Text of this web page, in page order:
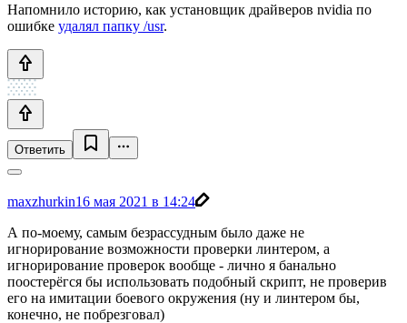
Напомнило историю, как установщик драйверов nvidia по
ошибке удалял папку /usr.
Ответить
maxzhurkin16 мая 2021 в 14:24
А по-моему, самым безрассудным было даже не
игнорирование возможности проверки линтером, а
игнорирование проверок вообще - лично я банально
поостерёгся бы использовать подобный скрипт, не проверив
его на имитации боевого окружения (ну и линтером бы,
конечно, не побрезговал)